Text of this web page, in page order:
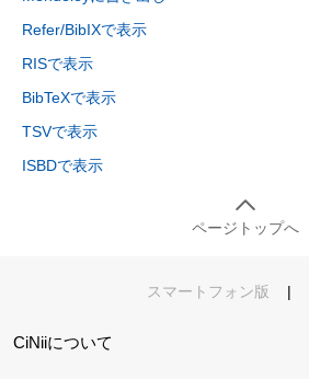
Refer/BibIXで表示
RISで表示
BibTeXで表示
TSVで表示
ISBDで表示
ページトップへ
スマートフォン版 |
CiNiiについて